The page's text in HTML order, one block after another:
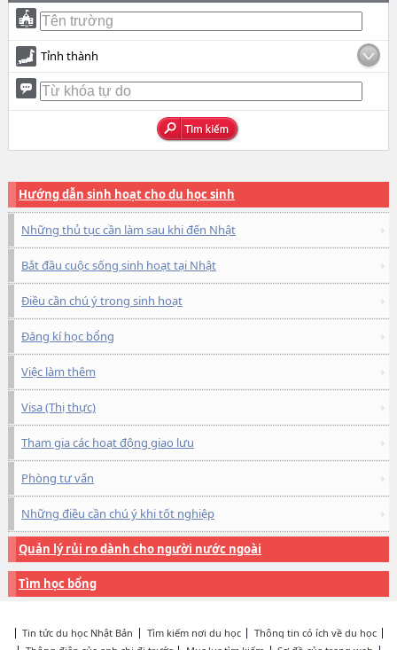
Tỉnh thành
Hướng dẫn sinh hoạt cho du học sinh
Những thủ tục cần làm sau khi đến Nhật
Bắt đầu cuộc sống sinh hoạt tại Nhật
Điều cần chú ý trong sinh hoạt
Đăng kí học bổng
Việc làm thêm
Visa (Thị thực)
Tham gia các hoạt động giao lưu
Phòng tư vấn
Những điều cần chú ý khi tốt nghiệp
Quản lý rủi ro dành cho người nước ngoài
Tìm học bổng
Tin tức du học Nhật Bản Tìm kiếm nơi du học
Thông tin có ích về du học